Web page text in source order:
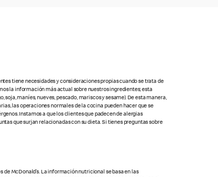
tiene necesidades y consideraciones propias cuando se trata de
la información más actual sobre nuestros ingredientes; esta
maníes, nueves, pescado, mariscos y sesame). De esta manera,
las operaciones normales de la cocina pueden hacer que se
Instamos a que los clientes que padecen de alergias
que surjan relacionadas con su dieta. Si tienes preguntas sobre
McDonald’s. La información nutricional se basa en las